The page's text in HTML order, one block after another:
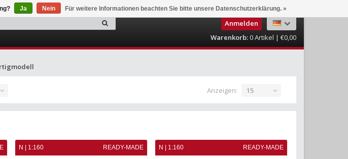
Anmelden
Warenkorb:0Artikel | €0,00
Anzeigen: 15
N | 1:160 READY-MADE N | 1:160 READY-MADE
Ja Nein Für weitere Informationen beachten Sie bitte unsere Datenschutzerklärung. »